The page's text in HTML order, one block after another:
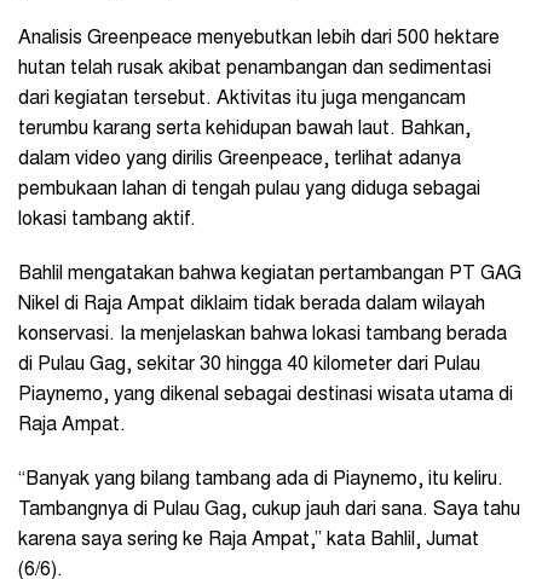
Analisis Greenpeace menyebutkan lebih dari 500 hektare
hutan telah rusak akibat penambangan dan sedimentasi
dari kegiatan tersebut. Aktivitas itu juga mengancam
terumbu karang serta kehidupan bawah laut. Bahkan,
dalam video yang dirilis Greenpeace, terlihat adanya
pembukaan lahan di tengah pulau yang diduga sebagai
lokasi tambang aktif.
Bahlil mengatakan bahwa kegiatan pertambangan PT GAG
Nikel di Raja Ampat diklaim tidak berada dalam wilayah
konservasi. Ia menjelaskan bahwa lokasi tambang berada
di Pulau Gag, sekitar 30 hingga 40 kilometer dari Pulau
Piaynemo, yang dikenal sebagai destinasi wisata utama di
Raja Ampat.
“Banyak yang bilang tambang ada di Piaynemo, itu keliru.
Tambangnya di Pulau Gag, cukup jauh dari sana. Saya tahu
karena saya sering ke Raja Ampat,” kata Bahlil, Jumat
(6/6).